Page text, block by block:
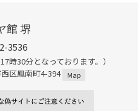
館 堺
3536
30分となっております。）
区鳳南町4-394
Map